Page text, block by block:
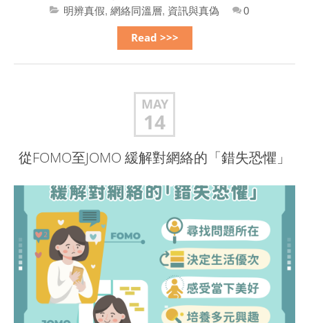
明辨真假, 網絡同溫層, 資訊與真偽 0
Read >>>
MAY
14
從FOMO至JOMO 緩解對網絡的「錯失恐懼」